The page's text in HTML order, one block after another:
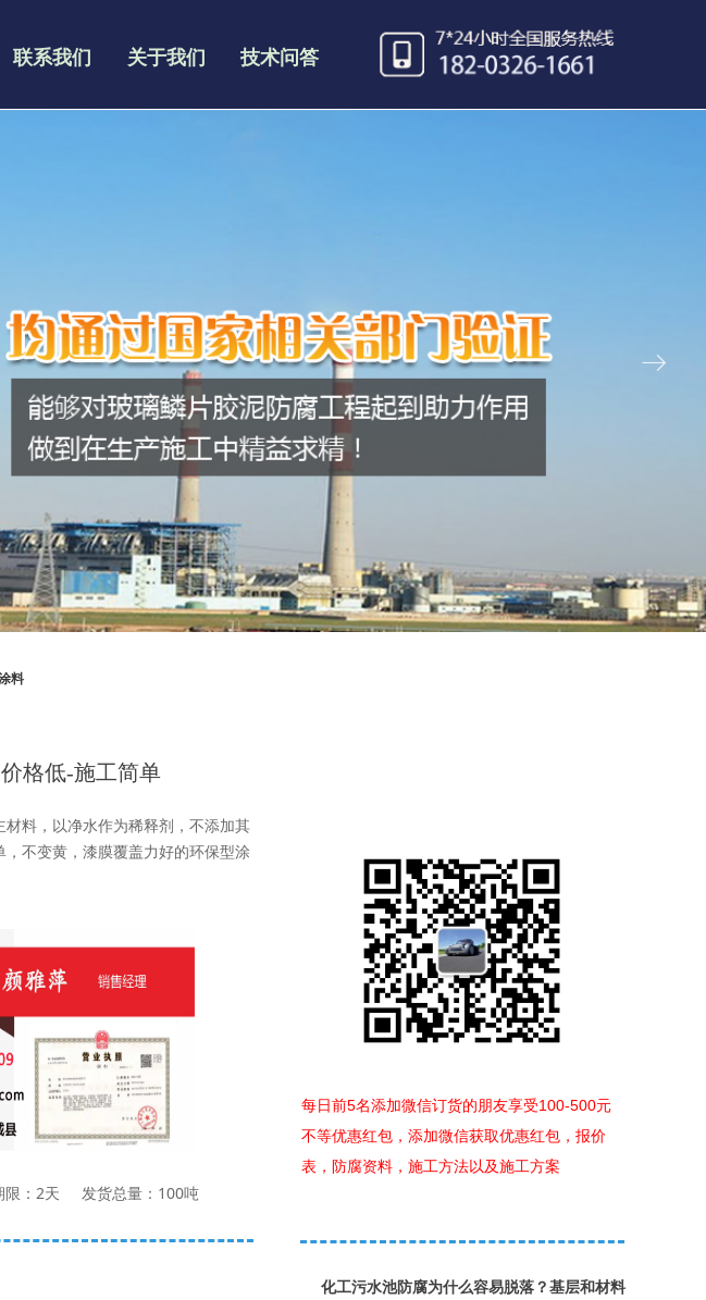
联系我们 关于我们 技术问答
ꁹ
料
格低-施工简单
料，以净水作为稀释剂，不添加其
不变黄，漆膜覆盖力好的环保型涂
：2天 发货总量：100吨
化工污水池防腐为什么容易脱落？基层和材料
每日前5名添加微信订货的朋友享受100-500元
不等优惠红包，添加微信获取优惠红包，报价
表，防腐资料，施工方法以及施工方案